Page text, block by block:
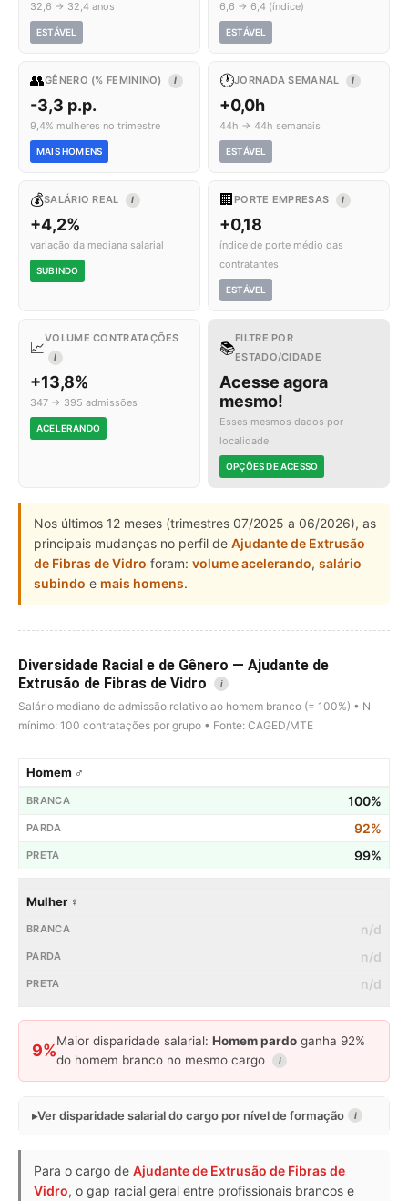
32,6 → 32,4 anos
ESTÁVEL
6,6 → 6,4 (índice)
ESTÁVEL
👥GÊNERO (% FEMININO) I
-3,3 p.p.
9,4% mulheres no trimestre
MAIS HOMENS
🕐JORNADA SEMANAL I
+0,0h
44h → 44h semanais
ESTÁVEL
💰SALÁRIO REAL I
+4,2%
variação da mediana salarial
SUBINDO
🏢 PORTE EMPRESAS I
+0,18
índice de porte médio das
contratantes
ESTÁVEL
📈
VOLUME CONTRATAÇÕES
I
+13,8%
347 → 395 admissões
ACELERANDO
📚
FILTRE POR
ESTADO/CIDADE
Acesse agora
mesmo!
Esses mesmos dados por
localidade
OPÇÕES DE ACESSO
Nos últimos 12 meses (trimestres 07/2025 a 06/2026), as
principais mudanças no perfil de Ajudante de Extrusão
de Fibras de Vidro foram: volume acelerando, salário
subindo e mais homens.
Diversidade Racial e de Gênero — Ajudante de
Extrusão de Fibras de Vidro
i
Salário mediano de admissão relativo ao homem branco (= 100%) • N
mínimo: 100 contratações por grupo • Fonte: CAGED/MTE
Homem ♂
100%
92%
99%
Mulher ♀
n/d
n/d
n/d
9%
Maior disparidade salarial: Homem pardo ganha 92%
do homem branco no mesmo cargo
i
Ver disparidade salarial do cargo por nível de formação i
Para o cargo de Ajudante de Extrusão de Fibras de
Vidro, o gap racial geral entre profissionais brancos e